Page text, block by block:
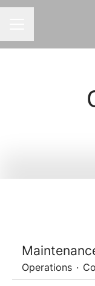
Operations ·